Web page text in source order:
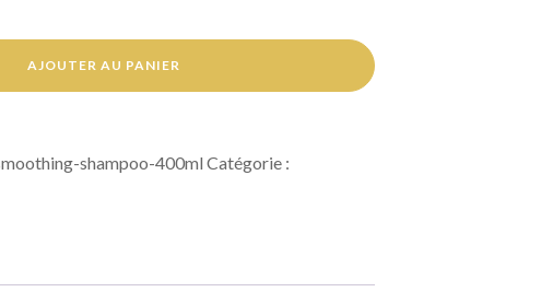
AJOUTER AU PANIER
shampoo-400ml Catégorie :